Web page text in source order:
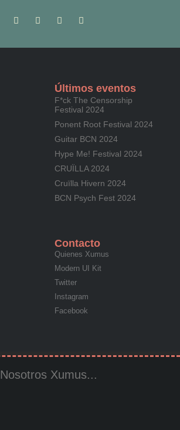
Últimos eventos
F*ck The Censorship
Festival 2024
Ponent Root Festival 2024
Guitar BCN 2024
Hype Me! Festival 2024
CRUÏLLA 2024
Cruïlla Hivern 2024
BCN Psych Fest 2024
Contacto
Quienes Xumus
Modern UI Kit
Twitter
Instagram
Facebook
Nosotros Xumus...